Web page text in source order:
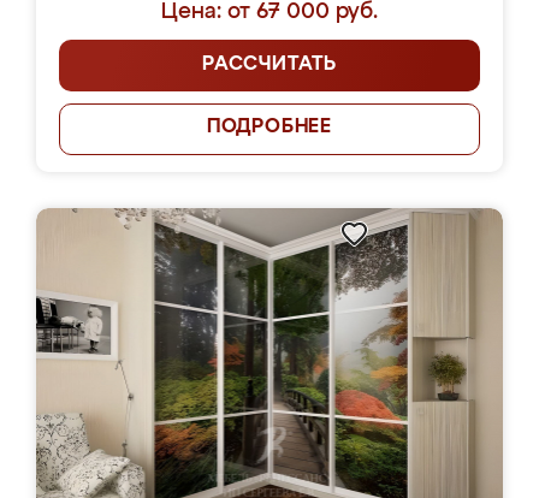
Цена: от 67 000 руб.
РАССЧИТАТЬ
ПОДРОБНЕЕ